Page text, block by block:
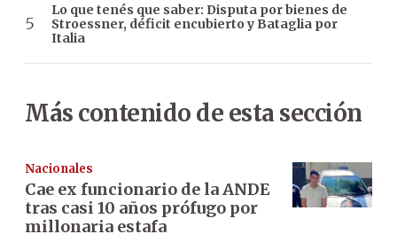
Lo que tenés que saber: Disputa por bienes de
Stroessner, déficit encubierto y Bataglia por
Italia
Más contenido de esta sección
Nacionales
Cae ex funcionario de la ANDE
tras casi 10 años prófugo por
millonaria estafa